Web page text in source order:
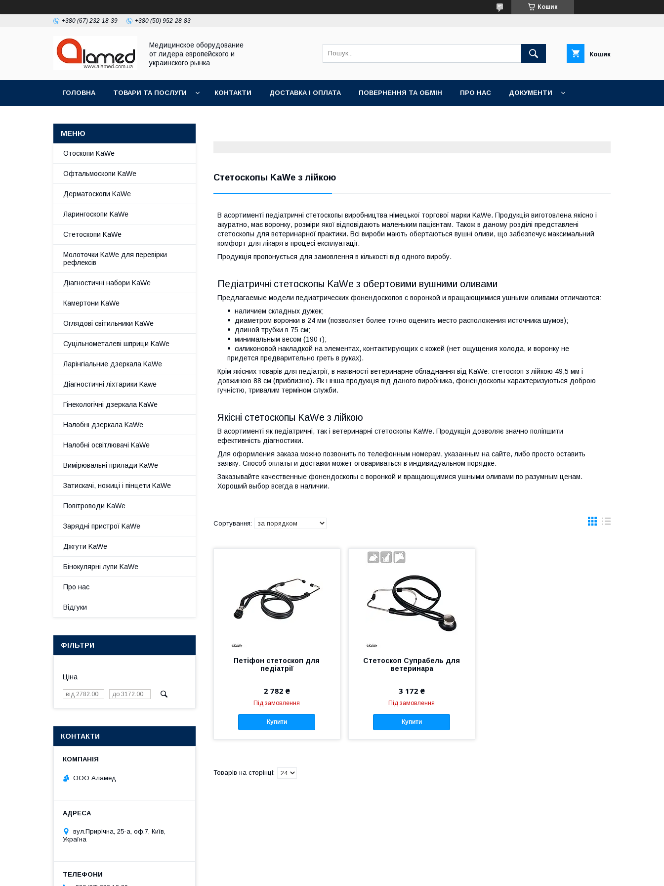
Кошик
+380 (67) 232-18-39 +380 (50) 952-28-83
Медицинское оборудование
от лидера европейского и
украинского рынка
Кошик
ГОЛОВНА ТОВАРИ ТА ПОСЛУГИ КОНТАКТИ ДОСТАВКА І ОПЛАТА ПОВЕРНЕННЯ ТА ОБМІН ПРО НАС ДОКУМЕНТИ
Стетоскопы KaWe з лійкою
В асортименті педіатричні стетоскопы виробництва німецької торгової марки KaWe. Продукція виготовлена якісно і
акуратно, має воронку, розміри якої відповідають маленьким пацієнтам. Також в даному розділі представлені
стетоскопы для ветеринарної практики. Всі вироби мають обертаються вушні оливи, що забезпечує максимальний
комфорт для лікаря в процесі експлуатації.
Продукція пропонується для замовлення в кількості від одного виробу.
Педіатричні стетоскопы KaWe з обертовими вушними оливами
Предлагаемые модели педиатрических фонендоскопов с воронкой и вращающимися ушными оливами отличаются:
наличием складных дужек;
диаметром воронки в 24 мм (позволяет более точно оценить место расположения источника шумов);
длиной трубки в 75 см;
минимальным весом (190 г);
силиконовой накладкой на элементах, контактирующих с кожей (нет ощущения холода, и воронку не
придется предварительно греть в руках).
Крім якісних товарів для педіатрії, в наявності ветеринарне обладнання від KaWe: стетоскоп з лійкою 49,5 мм і
довжиною 88 см (приблизно). Як і інша продукція від даного виробника, фонендоскопы характеризуються доброю
гучністю, тривалим терміном служби.
Якісні стетоскопы KaWe з лійкою
В асортименті як педіатричні, так і ветеринарні стетоскопы KaWe. Продукція дозволяє значно поліпшити
ефективність діагностики.
Для оформления заказа можно позвонить по телефонным номерам, указанным на сайте, либо просто оставить
заявку. Способ оплаты и доставки может оговариваться в индивидуальном порядке.
Заказывайте качественные фонендоскопы с воронкой и вращающимися ушными оливами по разумным ценам.
Хороший выбор всегда в наличии.
Петіфон стетоскоп для
педіатрії
2 782 ₴
Під замовлення
Купити
Стетоскоп Супрабель для
ветеринара
3 172 ₴
Під замовлення
Купити
Отоскопи KaWe
Офтальмоскопи KaWe
Дерматоскопи KaWe
Ларингоскопи KaWe
Стетоскопи KaWe
Молоточки KaWe для перевірки
рефлексів
Діагностичні набори KaWe
Камертони KaWe
Оглядові світильники KaWe
Суцільнометалеві шприци KaWe
Ларінгіальние дзеркала KaWe
Діагностичні ліхтарики Kawe
Гінекологічні дзеркала KaWe
Налобні дзеркала KaWe
Налобні освітлювачі KaWe
Вимірювальні прилади KaWe
Затискачі, ножиці і пінцети KaWe
Повітроводи KaWe
Зарядні пристрої KaWe
Джгути KaWe
Бінокулярні лупи KaWe
Про нас
Відгуки
ФІЛЬТРИ
Ціна
КОНТАКТИ
ООО Аламед
вул.Прирічна, 25-а, оф.7, Київ,
Україна